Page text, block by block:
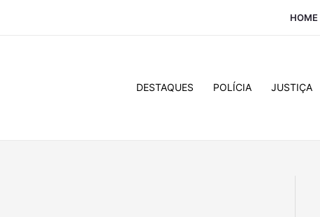
HOME
DESTAQUES POLÍCIA JUSTIÇA